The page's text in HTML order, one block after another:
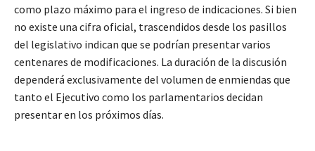
como plazo máximo para el ingreso de indicaciones. Si bien
no existe una cifra oficial, trascendidos desde los pasillos
del legislativo indican que se podrían presentar varios
centenares de modificaciones. La duración de la discusión
dependerá exclusivamente del volumen de enmiendas que
tanto el Ejecutivo como los parlamentarios decidan
presentar en los próximos días.